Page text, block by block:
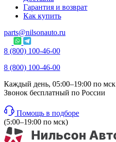
Гарантия и возврат
Как купить
parts@nilsonauto.ru
8 (800) 100-46-00
8 (800) 100-46-00
Каждый день, 05:00–19:00 по мск
Звонок бесплатный по России
Помощь в подборе
(5:00–19:00 по мск)